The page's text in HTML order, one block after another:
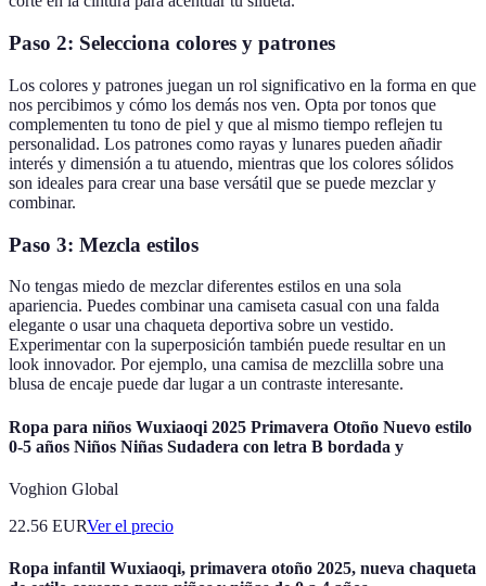
Paso 2: Selecciona colores y patrones
Los colores y patrones juegan un rol significativo en la forma en que
nos percibimos y cómo los demás nos ven. Opta por tonos que
complementen tu tono de piel y que al mismo tiempo reflejen tu
personalidad. Los patrones como rayas y lunares pueden añadir
interés y dimensión a tu atuendo, mientras que los colores sólidos
son ideales para crear una base versátil que se puede mezclar y
combinar.
Paso 3: Mezcla estilos
No tengas miedo de mezclar diferentes estilos en una sola
apariencia. Puedes combinar una camiseta casual con una falda
elegante o usar una chaqueta deportiva sobre un vestido.
Experimentar con la superposición también puede resultar en un
look innovador. Por ejemplo, una camisa de mezclilla sobre una
blusa de encaje puede dar lugar a un contraste interesante.
Ropa para niños Wuxiaoqi 2025 Primavera Otoño Nuevo estilo
0-5 años Niños Niñas Sudadera con letra B bordada y
Voghion Global
22.56 EURVer el precio
Ropa infantil Wuxiaoqi, primavera otoño 2025, nueva chaqueta